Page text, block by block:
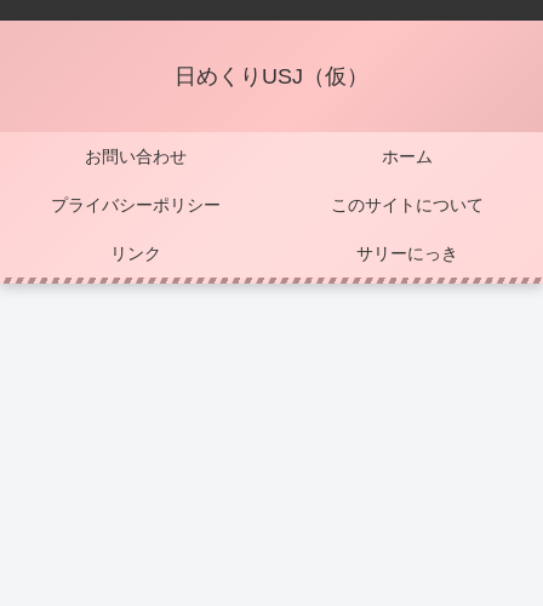
日めくりUSJ（仮）
お問い合わせ ホーム
プライバシーポリシー このサイトについて
リンク サリーにっき